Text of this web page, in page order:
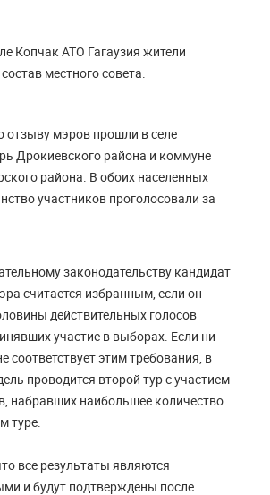
Копчак АТО Гагаузия жители
местного совета.
отзыву мэров прошли в селе
Дрокиевского района и коммуне
района. В обоих населенных
участников проголосовали за
законодательству кандидат
считается избранным, если он
действительных голосов
участие в выборах. Если ни
соответствует этим требования, в
проводится второй тур с участием
набравших наибольшее количество
туре.
все результаты являются
и будут подтверждены после